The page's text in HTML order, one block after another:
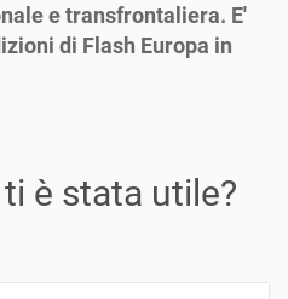
e transfrontaliera. E'
di Flash Europa in
è stata utile?